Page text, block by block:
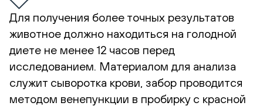
Для получения более точных результатов
животное должно находиться на голодной
диете не менее 12 часов перед
исследованием. Материалом для анализа
служит сыворотка крови, забор проводится
методом венепункции в пробирку с красной